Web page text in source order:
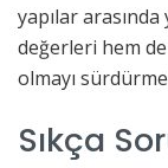
yapılar
değerleri hem
olmayı
Sıkça